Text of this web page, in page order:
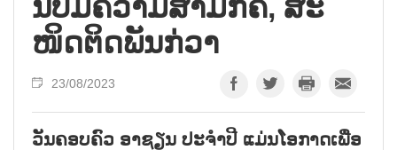
ນັບ​ມີ​ຄວາມ​ສາ​ມັກ​ຄີ, ສະ​
ໜິດ​ຕິດ​ພັນ​ກ່​ວາ
23/08/2023
ວັນຄອບຄົວ ອາຊຽນ ປະຈຳປີ ແມ່ນໂອກາດເພື່ອ